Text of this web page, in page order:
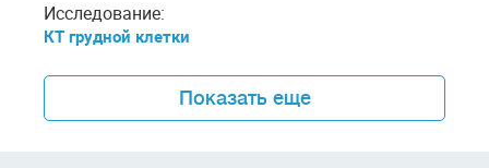
Исследование:
КТ грудной клетки
Показать еще